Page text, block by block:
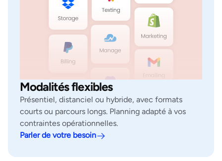
Modalités flexibles
Présentiel, distanciel ou hybride, avec formats
courts ou parcours longs. Planning adapté à vos
contraintes opérationnelles.
Parler de votre besoin